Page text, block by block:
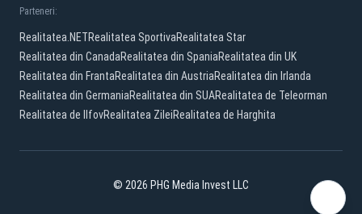
Parteneri:
Realitatea.NETRealitatea SportivaRealitatea Star
Realitatea din CanadaRealitatea din SpaniaRealitatea din UK
Realitatea din FrantaRealitatea din AustriaRealitatea din Irlanda
Realitatea din GermaniaRealitatea din SUARealitatea de Teleorman
Realitatea de IlfovRealitatea ZileiRealitatea de Harghita
© 2026 PHG Media Invest LLC